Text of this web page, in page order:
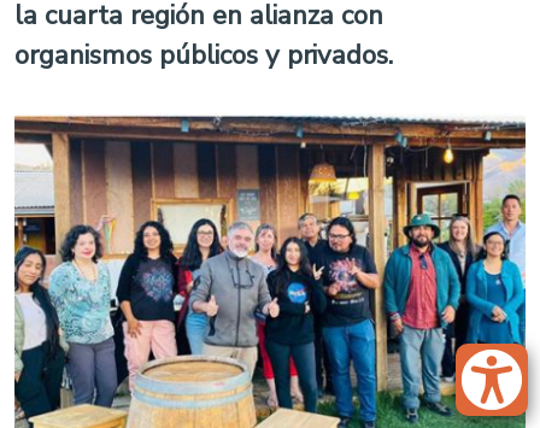
la cuarta región en alianza con
organismos públicos y privados.